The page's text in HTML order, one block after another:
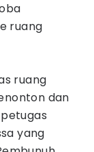
ruang
ruang
dan
yang